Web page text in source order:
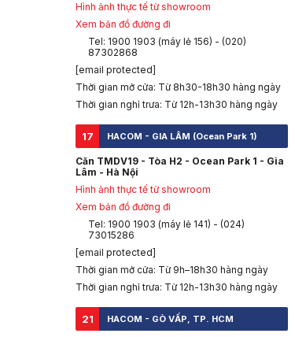
Hình ảnh thực tế từ showroom
Xem bản đồ đường đi
Tel: 1900 1903 (máy lẻ 156) - (020)
87302868
[email protected]
Thời gian mở cửa: Từ 8h30-18h30 hàng ngày
Thời gian nghỉ trưa: Từ 12h-13h30 hàng ngày
17 HACOM - GIA LÂM (Ocean Park 1)
Căn TMDV19 - Tòa H2 - Ocean Park 1 - Gia
Lâm - Hà Nội
Hình ảnh thực tế từ showroom
Xem bản đồ đường đi
Tel: 1900 1903 (máy lẻ 141) - (024)
73015286
[email protected]
Thời gian mở cửa: Từ 9h–18h30 hàng ngày
Thời gian nghỉ trưa: Từ 12h-13h30 hàng ngày
21 HACOM - GÒ VẤP, TP. HCM